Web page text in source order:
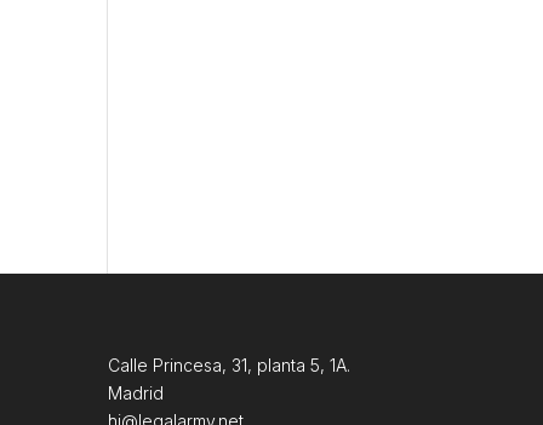
Calle Princesa, 31, planta 5, 1A.
Madrid